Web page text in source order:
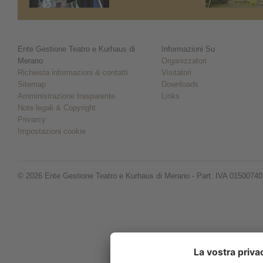
Ente Gestione Teatro e Kurhaus di
Merano
Richiesta informazioni & contatti
Sitemap
Amministrazione trasparente
Note legali & Copyright
Privarcy
Impostazioni cookie
Informazioni Su
Organizzatori
Visitatori
Downloads
Links
© 2026 Ente Gestione Teatro e Kurhaus di Merano - Part. IVA